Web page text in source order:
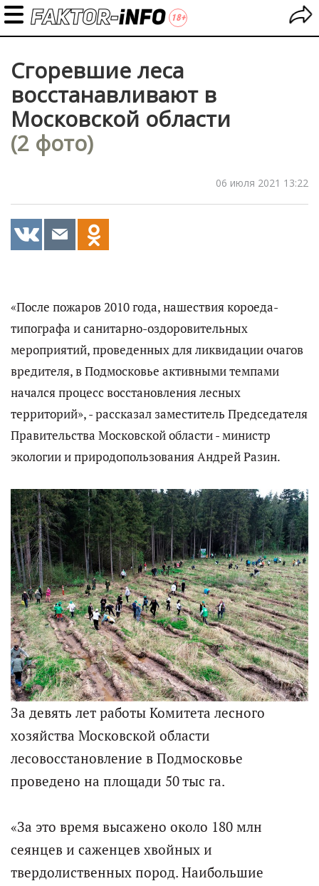
Сгоревшие леса
восстанавливают в
Московской области
(2 фото)
06 июля 2021 13:22
«После пожаров 2010 года, нашествия короеда-
типографа и санитарно-оздоровительных
мероприятий, проведенных для ликвидации очагов
вредителя, в Подмосковье активными темпами
начался процесс восстановления лесных
территорий», - рассказал заместитель Председателя
Правительства Московской области - министр
экологии и природопользования Андрей Разин.
За девять лет работы Комитета лесного
хозяйства Московской области
лесовосстановление в Подмосковье
проведено на площади 50 тыс га.
«За это время высажено около 180 млн
сеянцев и саженцев хвойных и
твердолиственных пород. Наибольшие